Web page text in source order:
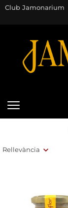
Club Jamonarium
Rellevància